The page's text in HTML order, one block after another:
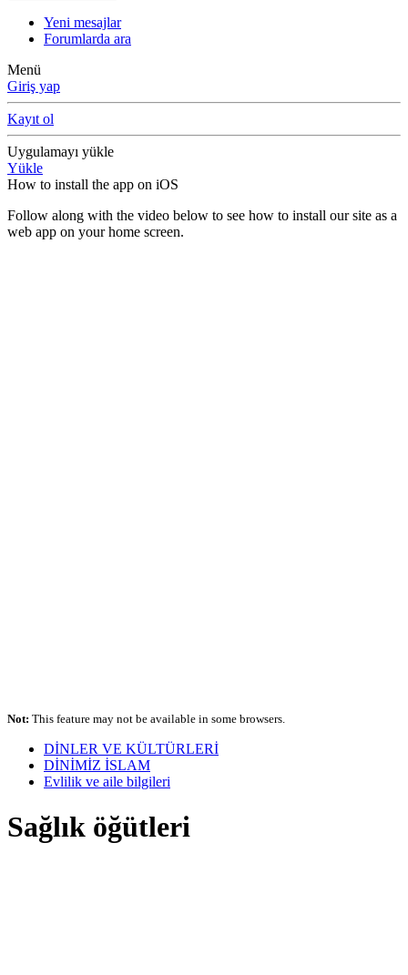
Yeni mesajlar
Forumlarda ara
Menü
Giriş yap
Kayıt ol
Uygulamayı yükle
Yükle
How to install the app on iOS
Follow along with the video below to see how to install our site as a
web app on your home screen.
Not: This feature may not be available in some browsers.
DİNLER VE KÜLTÜRLERİ
DİNİMİZ İSLAM
Evlilik ve aile bilgileri
Sağlık öğütleri